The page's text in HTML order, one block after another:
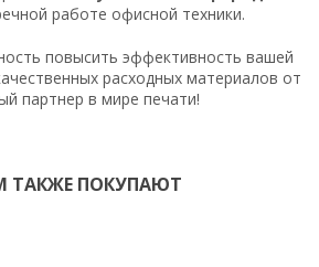
работе офисной техники.
повысить эффективность вашей
расходных материалов от
партнер в мире печати!
ТАКЖЕ ПОКУПАЮТ